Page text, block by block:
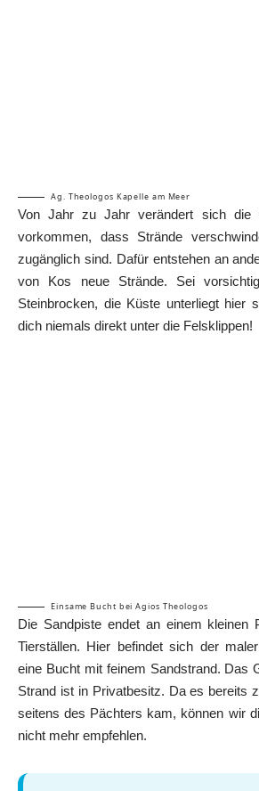
Ag. Theologos Kapelle am Meer
Von Jahr zu Jahr verändert sich die
vorkommen, dass Strände
zugänglich sind. Dafür entstehen an
von Kos neue Strände. Sei
Steinbrocken, die Küste unterliegt hier
dich niemals direkt unter die Felsklippen!
Einsame Bucht bei Agios Theologos
Die Sandpiste endet an einem kleinen
Tierställen. Hier befindet sich der
eine Bucht mit feinem Sandstrand. Das
Strand ist in Privatbesitz. Da es bereits
seitens des Pächters kam, können wir
nicht mehr empfehlen.